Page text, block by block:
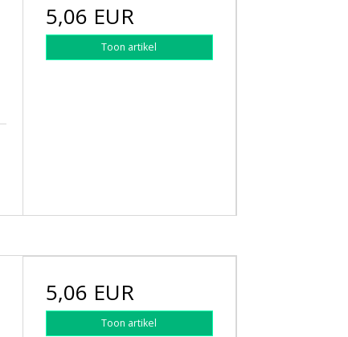
5,06 EUR
Toon artikel
5,06 EUR
Toon artikel